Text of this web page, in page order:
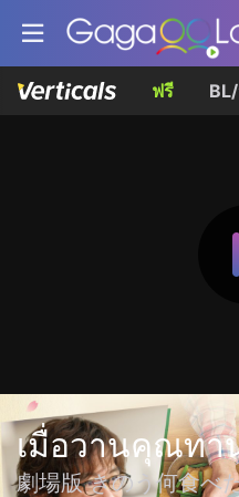
ฟรี
เมื่อวานคุณทา
劇場版 きのう何食べ